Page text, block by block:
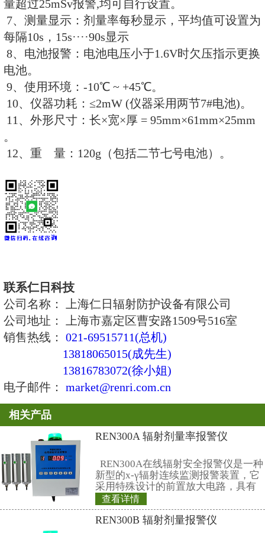
4、体积小、功能全、图形式液晶
外同等仪器相比，屏幕最大。
5、功耗低，有电池欠压指示功能
技术指标：
1、采用GM计数管。
2、线性状况：在测量范围内相对
3、测量范围：剂量率 0.10μSv/h ~
累积剂量0.01μSv ~
4、能量响应： 48Kev ~
≤±20% 。
6、报警阈值：剂量率超过2.5μSv/
量超过25mSv报警,均可自行设置。
7、测量显示：剂量率每秒显示，
每隔10s，15s····90s显示
8、电池报警：电池电压小于1.6V
电池。
9、使用环境：-10℃ ~ +45℃。
10、仪器功耗：≤2mW (仪器采用
11、外形尺寸：长×宽×厚 =